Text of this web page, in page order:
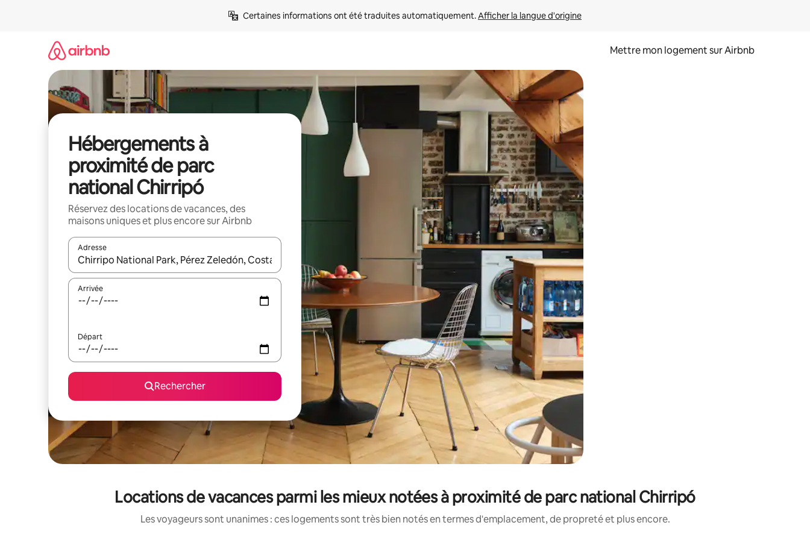
Certaines informations ont été traduites automatiquement. Afficher la langue d'origine
Mettre mon logement sur Airbnb
Hébergements à
proximité de parc
national Chirripó
Réservez des locations de vacances, des
maisons uniques et plus encore sur Airbnb
Adresse
Lorsque les résultats s'affichent, utilisez les flèches vers le haut et vers le bas pour les parcourir ou en appuyant et en faisant glisser.
Arrivée
Départ
Rechercher
Locations de vacances parmi les mieux notées à proximité de parc national Chirripó
Les voyageurs sont unanimes : ces logements sont très bien notés en termes d'emplacement, de propreté et plus encore.